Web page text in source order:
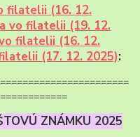
filatelii (16. 12.
vo filatelii (19. 12.
filatelii (16. 12.
(17. 12. 2025):
ZNÁMKU 2025